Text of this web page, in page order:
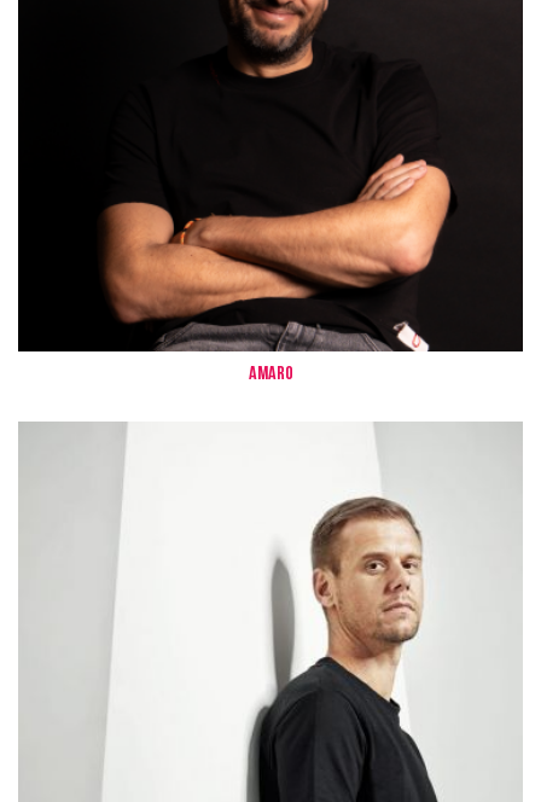
Amaro